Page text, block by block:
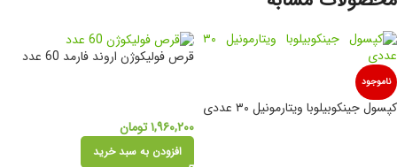
ناموجود
کپسول جینکوبیلوبا ویتارمونیل ۳۰ عددی
قرص فولیکوژن اروند فارمد 60 عدد
۱,۹۶۰,۲۰۰تومان
افزودن به سبد خرید